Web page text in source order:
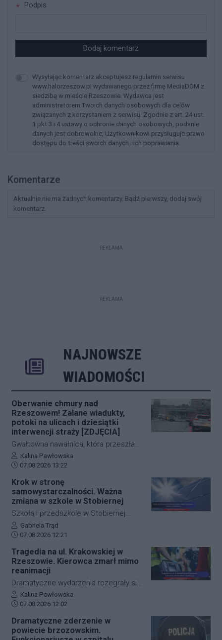
Podpis
Dodaj komentarz
Wysyłając komentarz akceptujesz regulamin serwisu
www.halorzeszow.pl wydawanego przez firmę MediaDOM z
siedzibą w mieście Rzeszowie. Wydawca jest
administratorem Twoich danych osobowych dla celów
związanych z korzystaniem z serwisu. Zgodnie z art. 24 ust.
1 pkt 3 i 4 ustawy o ochronie danych osobowych, podanie
danych jest dobrowolne, Użytkownikowi przysługuje prawo
dostępu do treści swoich danych i ich poprawiania.
Komentarze
Aktualnie nie ma żadnych komentarzy. Bądź pierwszy, dodaj swój
komentarz.
REKLAMA
REKLAMA
NAJNOWSZE
WIADOMOŚCI
Oberwanie chmury nad
Rzeszowem! Zalane wiadukty,
potoki na ulicach i dziesiątki
interwencji straży [ZDJĘCIA]
Gwałtowna nawałnica, która przeszła
nad Rzeszowem tuż po godzinie 12:00,
w kilka minut sparaliżowała ruch w
rwące potoki ulice, zalane wiadukty i
wybijające studzienki kanalizacyjne
odcięły od świata kluczowe arterie.
Podkarpaccy strażacy wyjeżdżali do
akcji już blisko 70 razy! Mamy dla Was
Autor artykułu:
Kalina Pawłowska
Data dodania artykułu:
07.08.2026 13:22
Krok w stronę
samowystarczalności. Ważna
zmiana w szkole w Stobiernej
Szkoła i przedszkole w Stobiernej
przejdą technologiczną transformację,
która znacząco wpłynie na budżet
Trzebownisko oficjalnie
przypieczętowała umowę z wykonawcą
na realizację nowoczesnego systemu
zasilania. Dzięki nowej inwestycji
placówka nie tylko ograniczy pobór
bezpieczeństwo energetyczne.
Autor artykułu:
Gabriela Trąd
Data dodania artykułu:
07.08.2026 12:21
Tragedia na ul. Krakowskiej w
Rzeszowie. Kierowca zmarł mimo
reanimacji
Dramatyczne wydarzenia rozegrały się
w piątkowy poranek na jednej z
najważniejszych arterii
samochodu osobowego
prawdopodobnie doznał nagłego
Autor artykułu:
Kalina Pawłowska
Data dodania artykułu:
07.08.2026 12:02
Dramatyczne zderzenie w
powiecie brzozowskim.